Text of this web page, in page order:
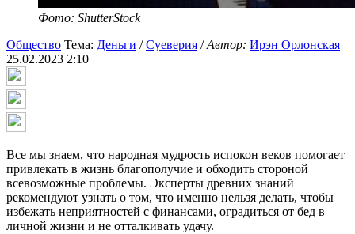
Фото: ShutterStock
Общество Тема: Деньги /Суеверия /Автор: Ирэн Орлонская
25.02.2023 2:10
Все мы знаем, что народная мудрость испокон веков помогает
привлекать в жизнь благополучие и обходить стороной
всевозможные проблемы. Эксперты древних знаний
рекомендуют узнать о том, что именно нельзя делать, чтобы
избежать неприятностей с финансами, оградиться от бед в
личной жизни и не отталкивать удачу.